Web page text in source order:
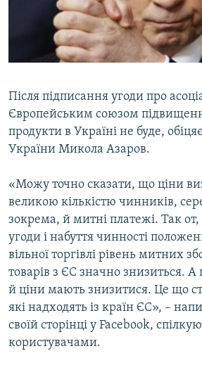
ВІДЕОУРОКИ «ELIFBE»
СВІДЧЕННЯ ОКУПАЦІЇ
УКРАЇНСЬКА ПРОБЛЕМА КРИМУ
Русский
Qırımtatar
Усі сайти RFE/RL
Після підписання угоди про
Європейським союзом
продукти в Україні не буде,
України Микола Азаров.
«Можу точно сказати, що ціни
великою кількістю чинників,
зокрема, й митні платежі. Так от,
угоди і набуття чинності
вільної торгівлі рівень митних
товарів з ЄС значно знизиться.
й ціни мають знизитися. Це що
які надходять із країн ЄС», –
своїй сторінці у Facebook,
користувачами.